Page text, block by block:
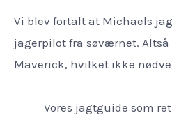
Vi blev fortalt at Michaels
jagerpilot fra søværnet. Altså
Maverick, hvilket ikke
Vores jagtguide som